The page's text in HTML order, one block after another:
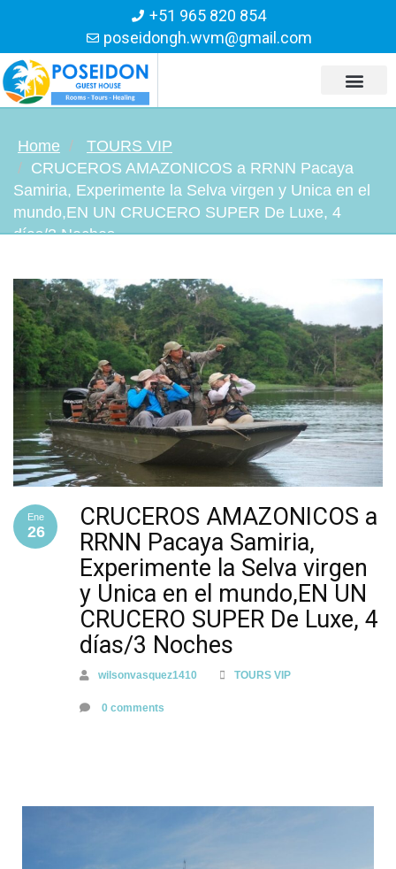
+51 965 820 854
poseidongh.wvm@gmail.com
Home
TOURS VIP
CRUCEROS AMAZONICOS a RRNN Pacaya
Samiria, Experimente la Selva virgen y Unica en el
mundo,EN UN CRUCERO SUPER De Luxe, 4
días/3 Noches
Experimente la Selva virgen y Unica en el mundo,EN
UN CRUCERO SUPER De Luxe, 4 días/3 Noches
Ene
26
CRUCEROS AMAZONICOS a
RRNN Pacaya Samiria,
Experimente la Selva virgen
y Unica en el mundo,EN UN
CRUCERO SUPER De Luxe, 4
días/3 Noches
wilsonvasquez1410 TOURS VIP
0 comments